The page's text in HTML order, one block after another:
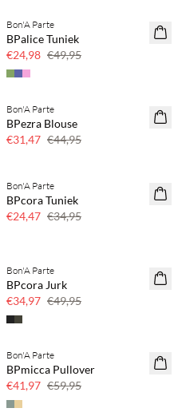
SAVE20
Bon'A Parte
BPalice Tuniek
€24,98 €49,95
SAVE20
Bon'A Parte
BPezra Blouse
€31,47 €44,95
SAVE20
Bon'A Parte
BPcora Tuniek
€24,47 €34,95
SAVE20
Bon'A Parte
BPcora Jurk
€34,97 €49,95
SAVE20
Bon'A Parte
BPmicca Pullover
€41,97 €59,95